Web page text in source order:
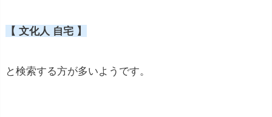
【 文化人 自宅 】
と検索する方が多いようです。